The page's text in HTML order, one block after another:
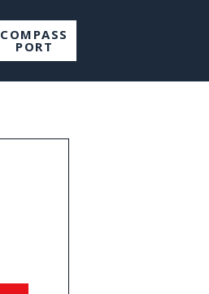
COMPASS
PORT